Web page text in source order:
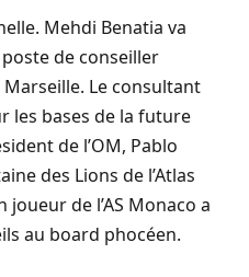
Mehdi Benatia va
de conseiller
Le consultant
les bases de la future
de l’OM, Pablo
des Lions de l’Atlas
joueur de l’AS Monaco a
au board phocéen.